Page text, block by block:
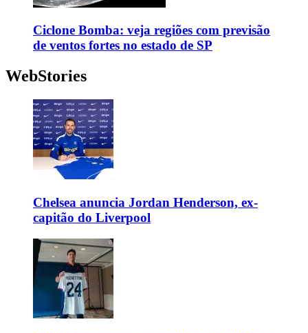
Ciclone Bomba: veja regiões com previsão
de ventos fortes no estado de SP
WebStories
Chelsea anuncia Jordan Henderson, ex-
capitão do Liverpool